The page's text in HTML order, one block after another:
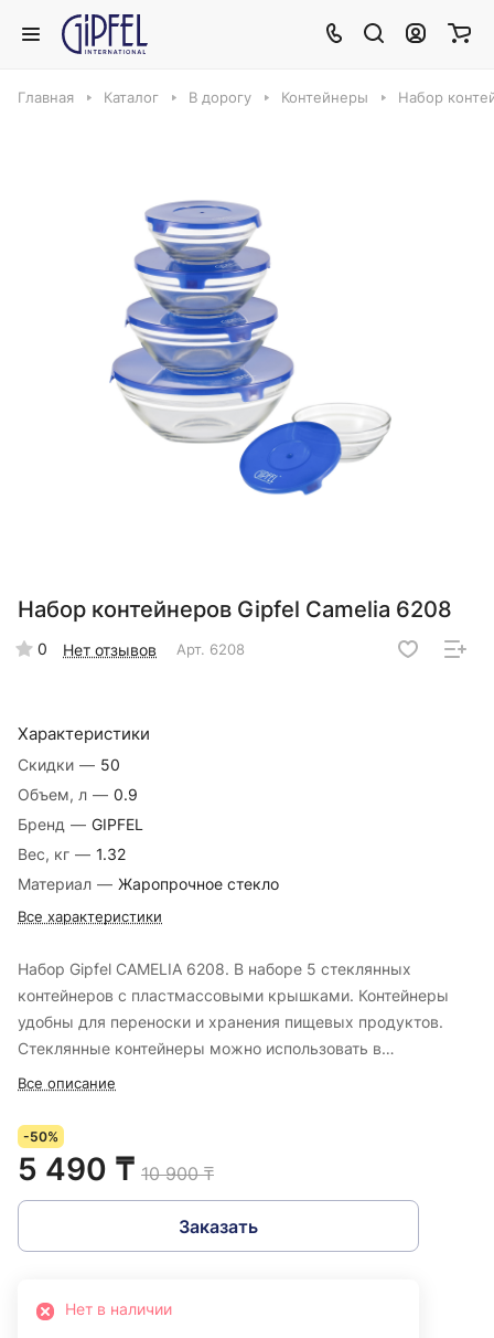
Главная Каталог В дорогу Контейнеры Набор
Набор контейнеров Gipfel Camelia 6208
0 Нет отзывов Арт. 6208
Характеристики
Скидки — 50
Объем, л — 0.9
Бренд — GIPFEL
Вес, кг — 1.32
Материал — Жаропрочное стекло
Все характеристики
Набор Gipfel CAMELIA 6208. В наборе 5 стеклянных
контейнеров с пластмассовыми крышками. Контейнеры
удобны для переноски и хранения пищевых продуктов.
Стеклянные контейнеры можно использовать в
микроволновой печи. Объем емкостей: 150 мл, 200 мл,
Все описание
-50%
5 490 ₸ 10 900 ₸
Заказать
Нет в наличии